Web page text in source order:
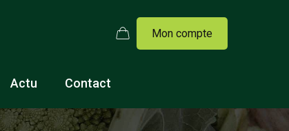
Mon compte
Actu Contact